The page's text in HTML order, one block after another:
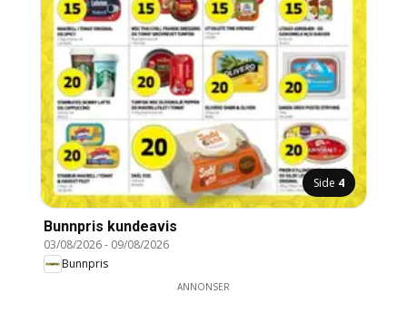
Side 4
Bunnpris kundeavis
03/08/2026- 09/08/2026
Bunnpris
ANNONSER